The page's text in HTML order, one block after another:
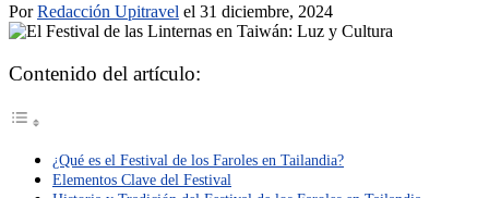
PorRedacción Upitravel el 31 diciembre, 2024
Contenido del artículo:
¿Qué es el Festival de los Faroles en Tailandia?
Elementos Clave del Festival